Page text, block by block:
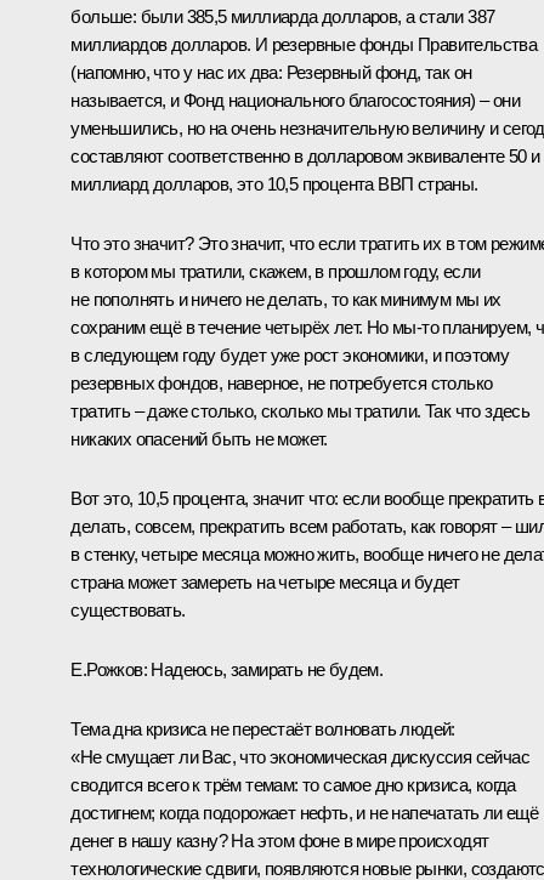
больше: были 385,5 миллиарда долларов, а стали 387
миллиардов долларов. И резервные фонды Правительства
(напомню, что у нас их два: Резервный фонд, так он
называется, и Фонд национального благосостояния) – они
уменьшились, но на очень незначительную величину и
составляют соответственно в долларовом эквиваленте 50 и
миллиард долларов, это 10,5 процента ВВП страны.
Что это значит? Это значит, что если тратить их в том
в котором мы тратили, скажем, в прошлом году, если
не пополнять и ничего не делать, то как минимум мы их
сохраним ещё в течение четырёх лет. Но мы‑то планируем,
в следующем году будет уже рост экономики, и поэтому
резервных фондов, наверное, не потребуется столько
тратить – даже столько, сколько мы тратили. Так что здесь
никаких опасений быть не может.
Вот это, 10,5 процента, значит что: если вообще прекратить
делать, совсем, прекратить всем работать, как говорят –
в стенку, четыре месяца можно жить, вообще ничего не
страна может замереть на четыре месяца и будет
существовать.
Е.Рожков: Надеюсь, замирать не будем.
Тема дна кризиса не перестаёт волновать людей:
«Не смущает ли Вас, что экономическая дискуссия сейчас
сводится всего к трём темам: то самое дно кризиса, когда
достигнем; когда подорожает нефть, и не напечатать ли ещё
денег в нашу казну? На этом фоне в мире происходят
технологические сдвиги, появляются новые рынки,